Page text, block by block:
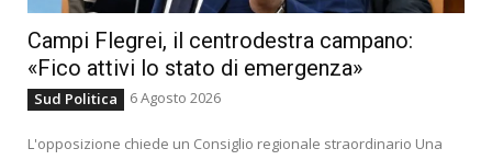
Campi Flegrei, il centrodestra campano:
«Fico attivi lo stato di emergenza»
Sud Politica 6 Agosto 2026
L'opposizione chiede un Consiglio regionale straordinario Una